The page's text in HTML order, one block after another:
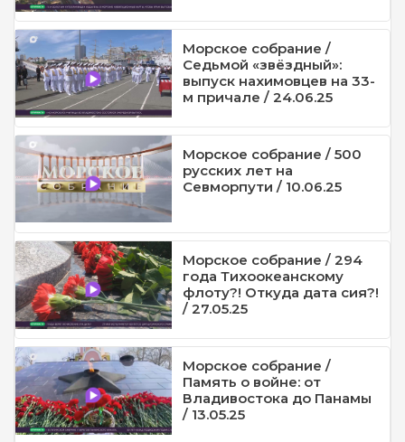
Морское собрание /
Седьмой «звёздный»:
выпуск нахимовцев на 33-
м причале / 24.06.25
Морское собрание / 500
русских лет на
Севморпути / 10.06.25
Морское собрание / 294
года Тихоокеанскому
флоту?! Откуда дата сия?!
/ 27.05.25
Морское собрание /
Память о войне: от
Владивостока до Панамы
/ 13.05.25